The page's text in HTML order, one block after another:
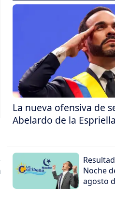
La nueva ofensiva de
Abelardo de la Espriella
Noche
agosto